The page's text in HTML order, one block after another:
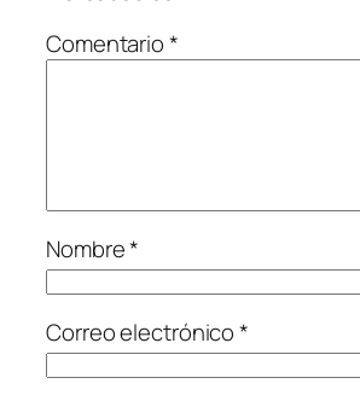
Comentario*
Nombre*
Correo electrónico*